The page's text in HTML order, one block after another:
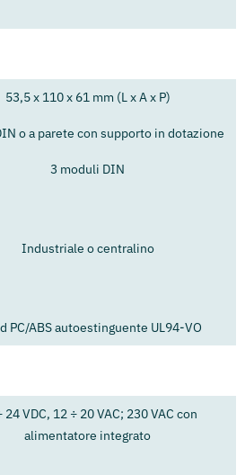
53,5 x 110 x 61 mm (L x A x P)
o a parete con supporto in dotazione
3 moduli DIN
Industriale o centralino
PC/ABS autoestinguente UL94-VO
24 VDC, 12 ÷ 20 VAC; 230 VAC con
alimentatore integrato